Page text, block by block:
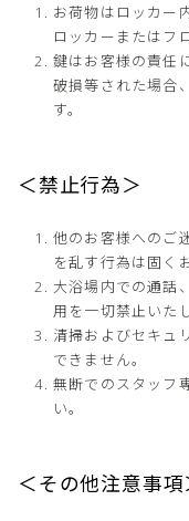
お荷物はロッカー
ロッカーまたはフ
鍵はお客様の責任
破損等された場合
す。
＜禁止行為＞
他のお客様へのご
を乱す行為は固く
大浴場内での通話
用を一切禁止いた
清掃およびセキュ
できません。
無断でのスタッフ
い。
＜その他注意事項